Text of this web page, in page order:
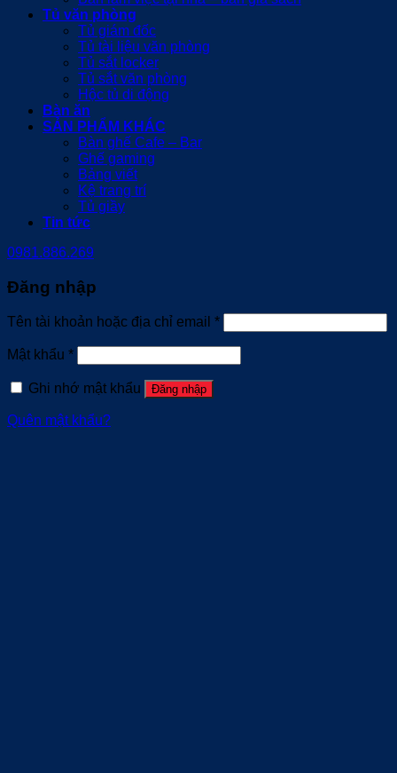
Tủ văn phòng
Tủ giám đốc
Tủ tài liệu văn phòng
Tủ sắt locker
Tủ sắt văn phòng
Hộc tủ di động
Bàn ăn
SẢN PHẨM KHÁC
Bàn ghế Cafe – Bar
Ghế gaming
Bảng viết
Kệ trang trí
Tủ giầy
Tin tức
0981.886.269
Đăng nhập
Tên tài khoản hoặc địa chỉ email *
Mật khẩu *
Ghi nhớ mật khẩu Đăng nhập
Quên mật khẩu?